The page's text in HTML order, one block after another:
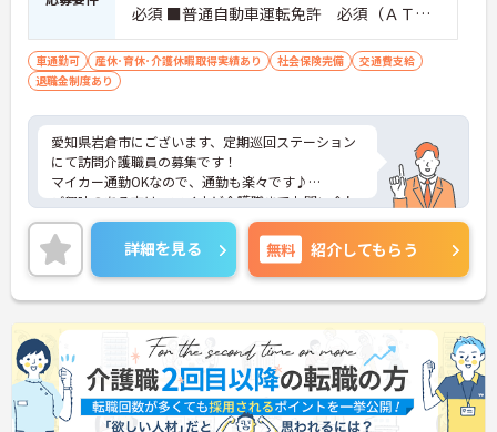
必須 ■普通自動車運転免許 必須（ＡＴ限
定可）
車通勤可 産休･育休･介護休暇取得実績あり 社会保険完備
交通費支給
退職金制度あり
愛知県岩倉市にございます、定期巡回ステーション
にて訪問介護職員の募集です！
マイカー通勤OKなので、通勤も楽々です♪
ご興味のある方は、マイナビ介護職までお問い合わ
せください。
詳細を見る 無料 紹介してもらう